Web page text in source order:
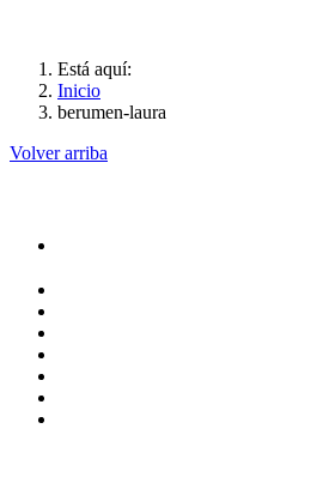
Está aquí:
Inicio
berumen-laura
Volver arriba